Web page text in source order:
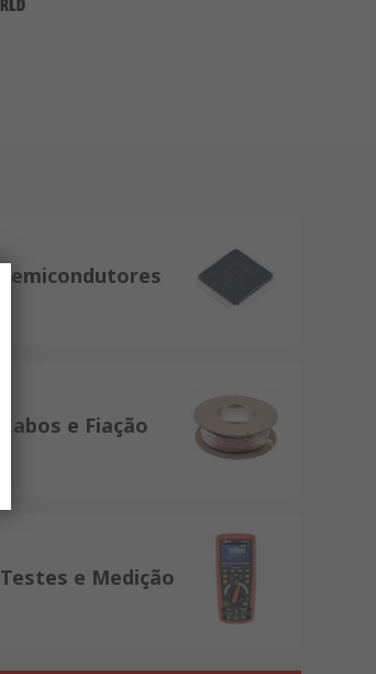
Semicondutores
Cabos e Fiação
Testes e Medição